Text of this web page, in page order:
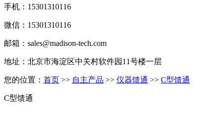
手机：15301310116
微信：15301310116
邮箱：sales@madison-tech.com
地址：北京市海淀区中关村软件园11号楼一层
您的位置： 首页 >> 自主产品 >> 仪器馈通 >> C型馈通
C型馈通